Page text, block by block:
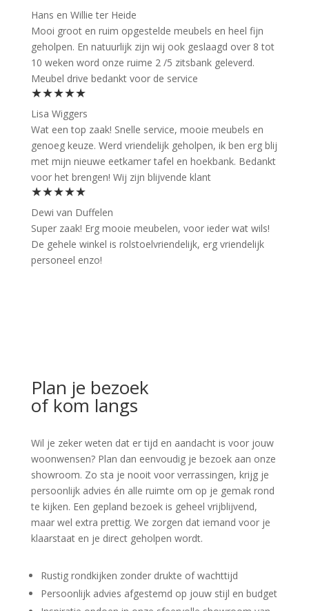
Hans en Willie ter Heide
Mooi groot en ruim opgestelde meubels en heel fijn
geholpen. En natuurlijk zijn wij ook geslaagd over 8 tot
10 weken word onze ruime 2 /5 zitsbank geleverd.
Meubel drive bedankt voor de service
★★★★★
Lisa Wiggers
Wat een top zaak! Snelle service, mooie meubels en
genoeg keuze. Werd vriendelijk geholpen, ik ben erg blij
met mijn nieuwe eetkamer tafel en hoekbank. Bedankt
voor het brengen! Wij zijn blijvende klant
★★★★★
Dewi van Duffelen
Super zaak! Erg mooie meubelen, voor ieder wat wils!
De gehele winkel is rolstoelvriendelijk, erg vriendelijk
personeel enzo!
Plan je bezoek
of kom langs
Wil je zeker weten dat er tijd en aandacht is voor jouw
woonwensen? Plan dan eenvoudig je bezoek aan onze
showroom. Zo sta je nooit voor verrassingen, krijg je
persoonlijk advies én alle ruimte om op je gemak rond
te kijken. Een gepland bezoek is geheel vrijblijvend,
maar wel extra prettig. We zorgen dat iemand voor je
klaarstaat en je direct geholpen wordt.
Rustig rondkijken zonder drukte of wachttijd
Persoonlijk advies afgestemd op jouw stijl en budget